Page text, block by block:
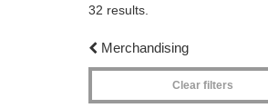
32 results.
Merchandising
Clear filters